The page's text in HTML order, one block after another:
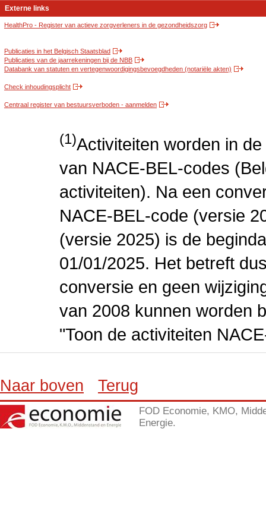
Externe links
HealthPro - Register van actieve zorgverleners in de gezondheidszorg
Publicaties in het Belgisch Staatsblad
Publicaties van de jaarrekeningen bij de NBB
Databank van statuten en vertegenwoordigingsbevoegdheden (notariële akten)
Check inhoudingsplicht
Centraal register van bestuursverboden - aanmelden
(1)Activiteiten worden in
van NACE-BEL-codes
activiteiten). Na een
NACE-BEL-code (versie
(versie 2025) is de
01/01/2025. Het betreft
conversie en geen
van 2008 kunnen worden
"Toon de activiteiten
Naar boven Terug
FOD Economie, KMO,
Energie.